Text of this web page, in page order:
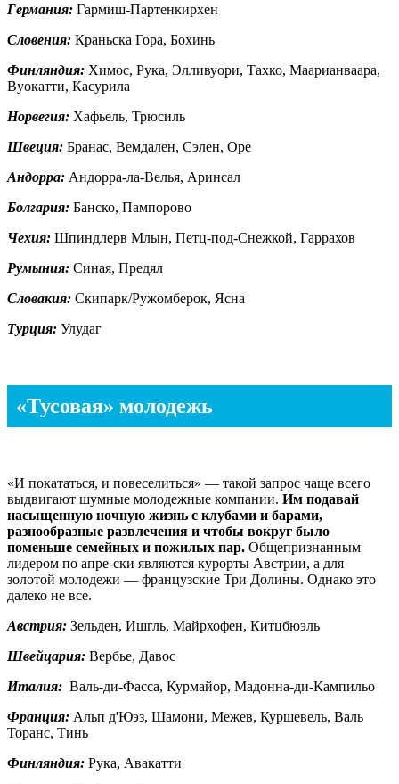
Германия: Гармиш-Партенкирхен
Словения: Краньска Гора, Бохинь
Финляндия: Химос, Рука, Элливуори, Тахко, Маарианваара,
Вуокатти, Касурила
Норвегия: Хафьель, Трюсиль
Швеция: Бранас, Вемдален, Сэлен, Оре
Андорра: Андорра-ла-Велья, Аринсал
Болгария: Банско, Пампорово
Чехия: Шпиндлерв Млын, Петц-под-Снежкой, Гаррахов
Румыния: Синая, Предял
Словакия: Скипарк/Ружомберок, Ясна
Турция: Улудаг
«Тусовая» молодежь
«И покататься, и повеселиться» — такой запрос чаще всего
выдвигают шумные молодежные компании. Им подавай
насыщенную ночную жизнь с клубами и барами,
разнообразные развлечения и чтобы вокруг было
поменьше семейных и пожилых пар. Общепризнанным
лидером по апре-ски являются курорты Австрии, а для
золотой молодежи — французские Три Долины. Однако это
далеко не все.
Австрия: Зельден, Ишгль, Майрхофен, Китцбюэль
Швейцария: Вербье, Давос
Италия: Валь-ди-Фасса, Курмайор, Мадонна-ди-Кампильо
Франция: Альп д'Юэз, Шамони, Межев, Куршевель, Валь
Торанс, Тинь
Финляндия: Рука, Авакатти